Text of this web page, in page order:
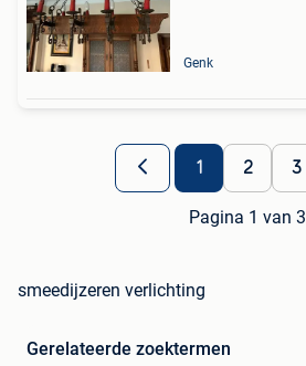
Genk
1 2 3
Pagina 1 van 3
smeedijzeren verlichting
Gerelateerde zoektermen